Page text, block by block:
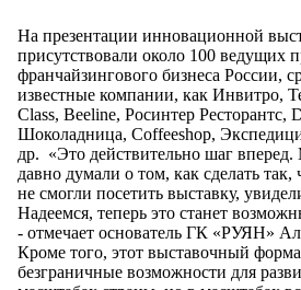
На презентации инновационной
присутствовали около 100 ведущих
франчайзингового бизнеса России,
известные компании, как Инвитро,
Class, Beeline, Росинтер Ресторантс,
Шоколадница, Coffeeshop,
др. «Это действительно шаг
давно думали о том, как сделать
не смогли посетить выставку,
Надеемся, теперь это станет
- отмечает основатель ГК «РУЯН»
Кроме того, этот выставочный
безграничные возможности для